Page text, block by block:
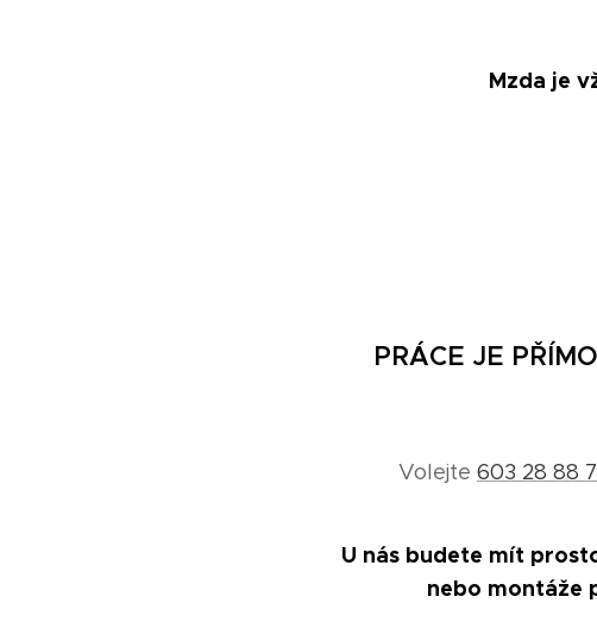
Mzda je
PRÁCE JE
Volejte 603 28 88
U nás budete mít
nebo montáže